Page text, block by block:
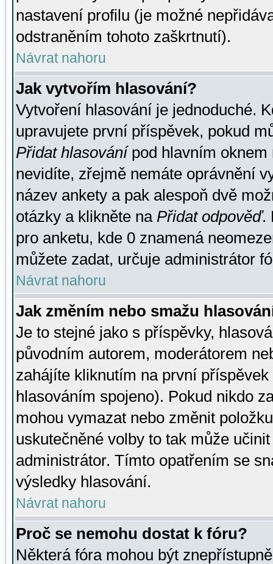
nastavení profilu (je možné
odstraněním tohoto zaškrtnutí).
Návrat nahoru
Jak vytvořím hlasování?
Vytvoření hlasování je jednoduché.
upravujete první příspěvek, pokud
Přidat hlasovánípod hlavním oknem
nevidíte, zřejmě nemáte oprávnění
název ankety a pak alespoň dvě
otázky a klikněte na Přidat odpověď.
pro anketu, kde 0 znamená
můžete zadat, určuje administrátor
Návrat nahoru
Jak změním nebo smažu
Je to stejné jako s příspěvky,
původním autorem, moderátorem
zahájíte kliknutím na první
hlasováním spojeno). Pokud nikdo
mohou vymazat nebo změnit
uskutečněné volby to tak může
administrátor. Tímto opatřením se
výsledky hlasování.
Návrat nahoru
Proč se nemohu dostat k fóru?
Některá fóra mohou být